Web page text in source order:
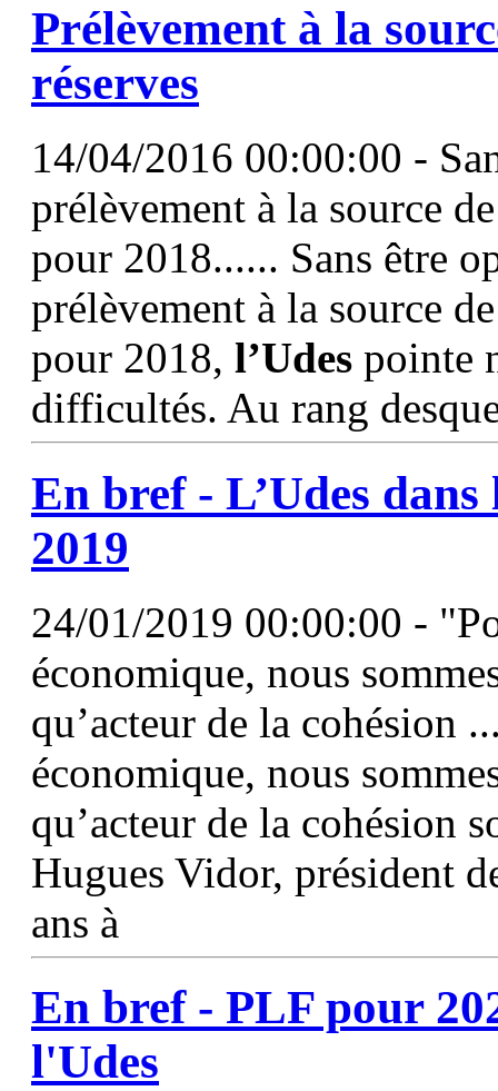
Prélèvement à la
réserves
14/04/2016 00:00:00 -
prélèvement à la source
pour 2018...... Sans être
prélèvement à la source
pour 2018, l’Udes pointe
difficultés. Au rang
En bref - L’Udes dans
2019
24/01/2019 00:00:00 -
économique, nous
qu’acteur de la cohésion
économique, nous
qu’acteur de la cohésion
Hugues Vidor, président
ans à
En bref - PLF pour
l'Udes